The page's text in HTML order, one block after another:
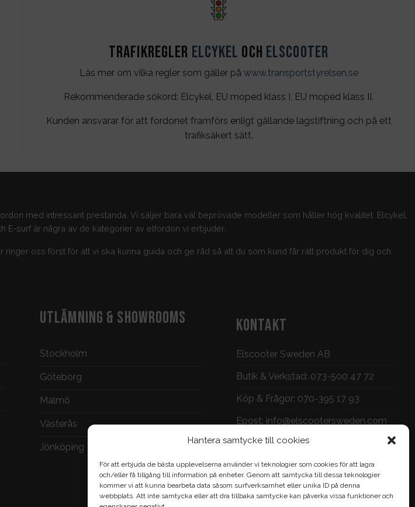
Hantera samtycke till cookies
För att erbjuda de bästa upplevelserna använder vi teknologier som cookies för att lagra
och/eller få tillgång till information på enheter. Genom att samtycka till dessa teknologier
kommer vi att kunna bearbeta data såsom surfverksamhet eller unika ID på denna
webbplats. Att inte samtycka eller att dra tillbaka samtycke kan påverka vissa funktioner och
Trafikregler Elcykel och Elscooter
Läs mer om vilka regler som gäller på www.transportstyrelsen.se
Rekommenderade sökord: Elcykel, EU moped klass I, EU moped klass II.
Kunden ansvarar för att fordonet framförs enligt gällande lagstiftning och på ett
trafiksäkert sätt.
med intressant prestanda. Vi säljer bara väl beprövade modeller som håller hög kvalitet. Elcykel,
E-surf är några av de kategorier av elfordon vi erbjuder.
ringer oss först för att vi ska kunna guida och ge råd så att du som kund får rätt produkt för dig och
UTLÄMNING & SHOWROOMS
Stockholm
Göteborg
Malmö
Västerås
Jönköping
KONTAKT
Elscooter Sweden AB
Butik & Verkstad: 073-500 47 72
Köp & Frågor: 070-395 17 93
Epost: info@elscootersweden.com
Brunnsgatan 7, Jönköping